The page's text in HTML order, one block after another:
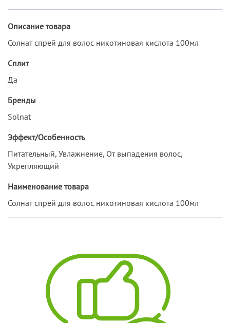
Описание товара
Солнат спрей для волос никотиновая кислота 100мл
Сплит
Да
Бренды
Solnat
Эффект/Особенность
Питательный, Увлажнение, От выпадения волос,
Укрепляющий
Наименование товара
Солнат спрей для волос никотиновая кислота 100мл